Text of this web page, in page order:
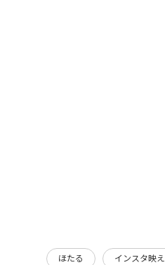
ほたる インスタ映え